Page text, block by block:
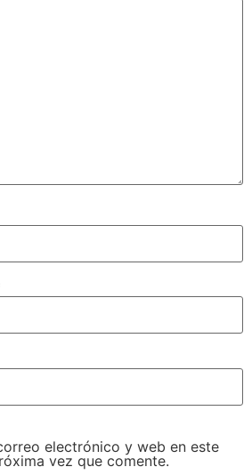
electrónico y web en este
vez que comente.